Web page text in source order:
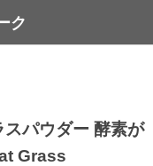
ク
スパウダー 酵素が
Grass